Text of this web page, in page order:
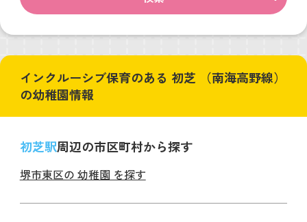
インクルーシブ保育のある 初芝 （南海高野線）
の幼稚園情報
初芝駅周辺の市区町村から探す
堺市東区の 幼稚園 を探す